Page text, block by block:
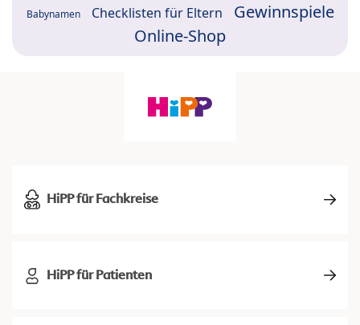
Babynamen Checklisten für Eltern
Gewinnspiele
Online-Shop
HiPP für Fachkreise
HiPP für Patienten